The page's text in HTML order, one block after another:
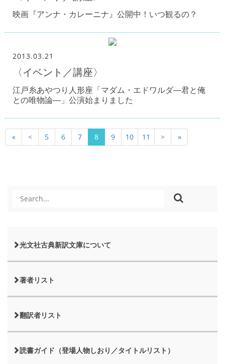
映画『アンナ・カレーニナ』公開中！いつ観るの？
2013.03.21
〈イベント／講座〉
江戸糸あやつり人形座「マダム・エドワルダ―君と俺
との唯物論―」公演始まりました
« < 5 6 7 8 9 10 11 > »
光文社古典新訳文庫について
著者リスト
翻訳者リスト
読書ガイド（登場人物しおり／タイトルリスト）